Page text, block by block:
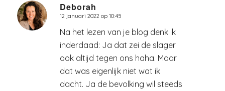
Deborah
zegt:
12 januari 2022 op 10:45
Na het lezen van je blog denk ik
inderdaad: Ja dat zei de slager
ook altijd tegen ons haha. Maar
dat was eigenlijk niet wat ik
dacht. Ja de bevolking wil steeds